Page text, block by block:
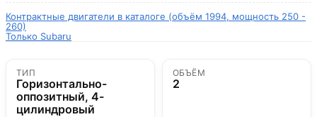
Контрактные двигатели в каталоге (объём 1994, мощность 250 -
260)
Только Subaru
ТИП
Горизонтально-
оппозитный, 4-
цилиндровый
ОБЪЁМ
2